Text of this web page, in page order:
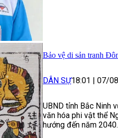
Bảo vệ di sản tranh
DÂN SỰ18:01 07/
UBND tỉnh Bắc Ninh
văn hóa phi vật thể
hướng đến năm 2040.